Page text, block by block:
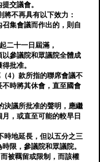
交議會。
將不再具有以下效力：
集會議而作出的，則自
二十一日屆滿，
參議院和眾議院全體成
批准。
4）款所指的聯席會議不
時將其休會，直至國會
決議所批准的聲明，應繼
，或直至可能的較早日
時地延長，但以五分之三
限，參議院和眾議院。
被羈留或限制，而該權